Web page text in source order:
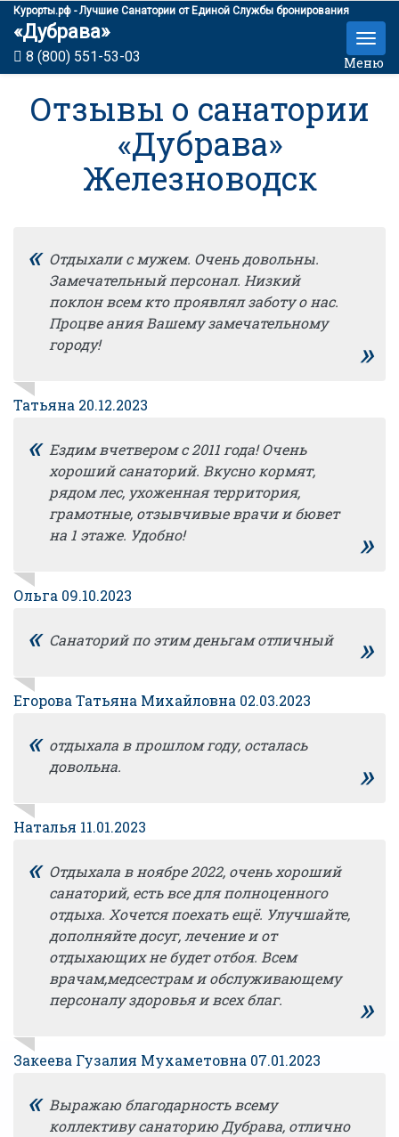
Курорты.рф - Лучшие Санатории от Единой Службы бронирования
«Дубрава»
8 (800) 551-53-03 Меню
Отзывы о санатории
«Дубрава»
Железноводск
« Отдыхали с мужем. Очень довольны.
Замечательный персонал. Низкий
поклон всем кто проявлял заботу о нас.
Процве ания Вашему замечательному
городу!
»
Татьяна 20.12.2023
« Ездим вчетвером с 2011 года! Очень
хороший санаторий. Вкусно кормят,
рядом лес, ухоженная территория,
грамотные, отзывчивые врачи и бювет
на 1 этаже. Удобно!
»
Ольга 09.10.2023
« Санаторий по этим деньгам отличный »
Егорова Татьяна Михайловна 02.03.2023
« отдыхала в прошлом году, осталась
довольна.
»
Наталья 11.01.2023
« Отдыхала в ноябре 2022, очень хороший
санаторий, есть все для полноценного
отдыха. Хочется поехать ещё. Улучшайте,
дополняйте досуг, лечение и от
отдыхающих не будет отбоя. Всем
врачам,медсестрам и обслуживающему
персоналу здоровья и всех благ.
»
Закеева Гузалия Мухаметовна 07.01.2023
« Выражаю благодарность всему
коллективу санаторию Дубрава, отлично